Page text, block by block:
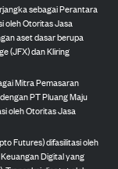
sebagai Perantara
oleh Otoritas Jasa
aset dasar berupa
(JFX) dan Kliring
Mitra Pemasaran
PT Pluang Maju
oleh Otoritas Jasa
Futures) difasilitasi oleh
Digital yang